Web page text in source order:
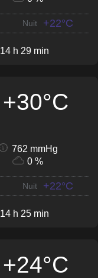
Nuit +22°C
14 h 29 min
+30°C
762 mmHg
0 %
Nuit +22°C
14 h 25 min
+24°C